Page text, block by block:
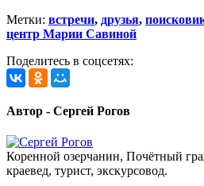
Метки: встречи, друзья,
центр Марии Савиной
Поделитесь в соцсетях:
Автор - Сергей Рогов
Коренной озерчанин, Почётный
краевед, турист, экскурсовод.